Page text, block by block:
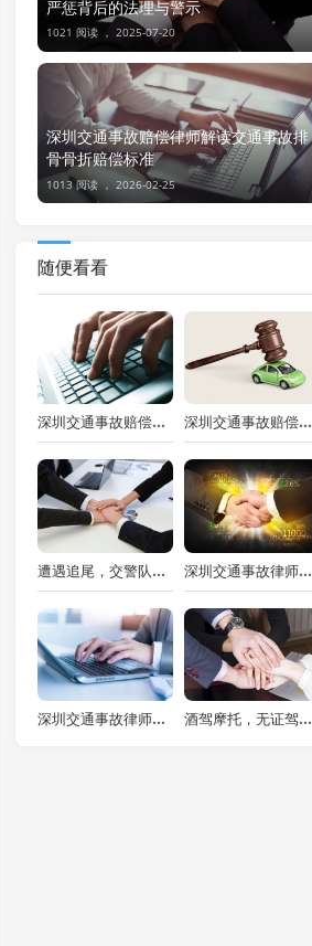
严惩背后的法理与警示
1021 阅读 ， 2025-07-20
深圳交通事故赔偿律师解读交通事故排
骨骨折赔偿标准
1013 阅读 ， 2026-02-25
随便看看
深圳交通事故赔偿律师解读车祸骨折出院后赔偿事宜 深圳交通事故赔偿律师解析交通事故撞断牙齿赔偿事宜
遭遇追尾，交警队不作为？律师教你如何维权！ 深圳交通事故律师视角下交通事故诉讼费用保险公司承担问题剖析
深圳交通事故律师解读：车祸赔偿标准的法律规定与实践要点 酒驾摩托，无证驾驶？一文揭秘罚款多少及法律后果！